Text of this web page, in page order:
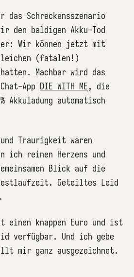
das Schreckensszenario
den baldigen Akku-Tod
Wir können jetzt mit
(fatalen!)
Machbar wird das
App DIE WITH ME, die
Akkuladung automatisch
Traurigkeit waren
ich reinen Herzens und
Blick auf die
Geteiltes Leid
einen knappen Euro und ist
verfügbar. Und ich gebe
mir ganz ausgezeichnet.